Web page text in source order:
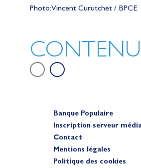
Photo: Vincent Curutchet / BPCE
CONTENU
sur le plan d'eau
Banque Populaire
Inscription serveur
Contact
Mentions légales
Politique des cookies